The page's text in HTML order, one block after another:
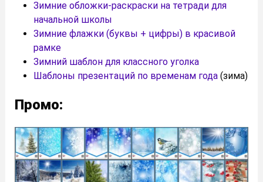
Зимние обложки-раскраски на тетради для
начальной школы
Зимние флажки (буквы + цифры) в красивой
рамке
Зимний шаблон для классного уголка
Шаблоны презентаций по временам года (зима)
Промо: